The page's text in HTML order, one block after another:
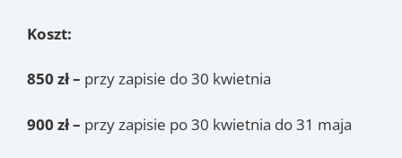
Koszt:
850 zł – przy zapisie do 30 kwietnia
900 zł – przy zapisie po 30 kwietnia do 31 maja